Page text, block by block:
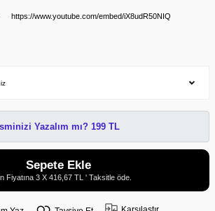
https://www.youtube.com/embed/iX8udR50NIQ
İsminizi Yazalım mı? 199 TL
Sepete Ekle
Fiyatına 3 X 416,67 TL ' Taksitle öde.